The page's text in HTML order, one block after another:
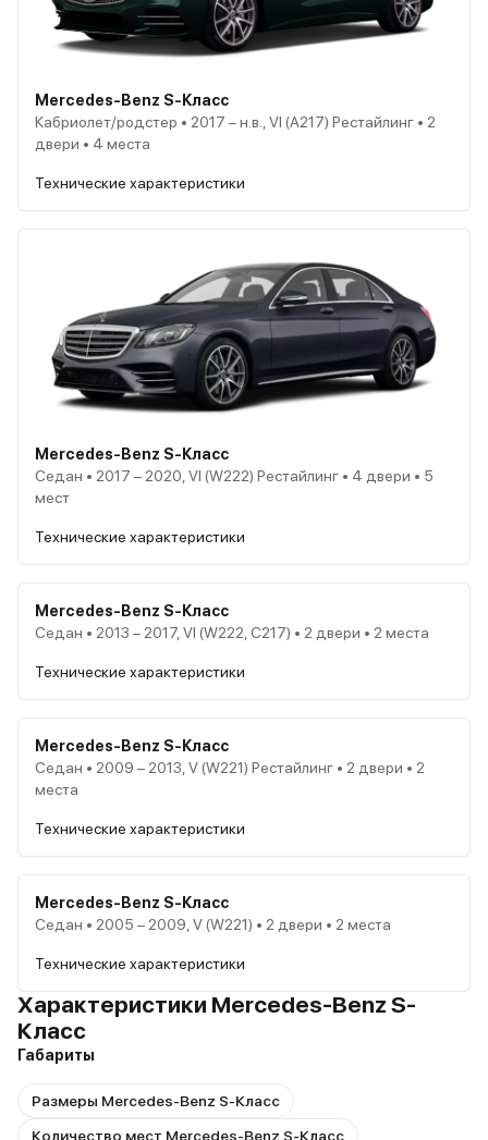
Mercedes-Benz S-Класс
Кабриолет/родстер • 2017 – н.в., VI (A217) Рестайлинг • 2
двери • 4 места
Технические характеристики
Mercedes-Benz S-Класс
Седан • 2017 – 2020, VI (W222) Рестайлинг • 4 двери • 5
мест
Технические характеристики
Mercedes-Benz S-Класс
Седан • 2013 – 2017, VI (W222, C217) • 2 двери • 2 места
Технические характеристики
Mercedes-Benz S-Класс
Седан • 2009 – 2013, V (W221) Рестайлинг • 2 двери • 2
места
Технические характеристики
Mercedes-Benz S-Класс
Седан • 2005 – 2009, V (W221) • 2 двери • 2 места
Технические характеристики
Характеристики Mercedes-Benz S-
Класс
Габариты
Размеры Mercedes-Benz S-Класс
Количество мест Mercedes-Benz S-Класс